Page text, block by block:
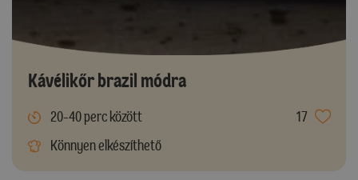
Kávélikőr brazil módra
20-40 perc között
17
Könnyen elkészíthető